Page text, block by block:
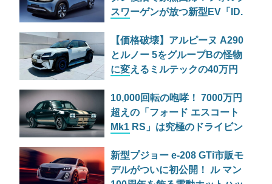
スワーゲンが放つ新型EV「ID.
るか？
【価格破壊】アルピーヌ A290
とルノー 5をグループBの怪物
に変えるミルテックの40万円
10,000回転の咆哮！ 7000万円
超えの「フォード エスコート
Mk1 RS」は究極のドライビン
新型プジョー e-208 GTi市販モ
デルがついに初公開！ ル マン